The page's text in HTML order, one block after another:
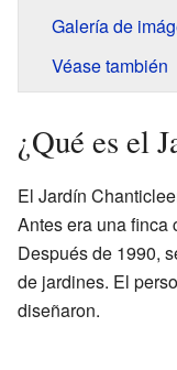
Galería de
Véase también
¿Qué es el
El Jardín
Antes era una finca
Después de 1990,
de jardines. El
diseñaron.